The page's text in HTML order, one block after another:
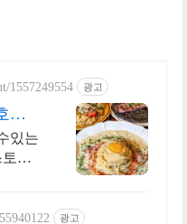
1557249554 광고
랭
있는
랑
광고